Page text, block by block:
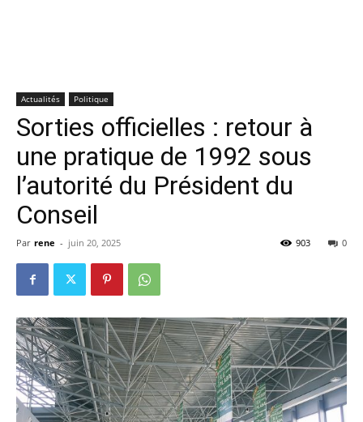
Actualités Politique
Sorties officielles : retour à
une pratique de 1992 sous
l’autorité du Président du
Conseil
Par rene - juin 20, 2025 0
903